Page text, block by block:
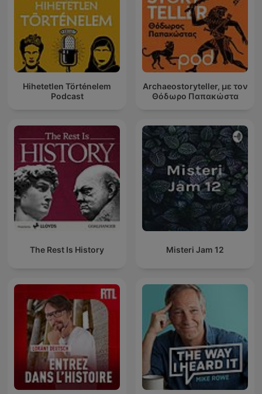
Hihetetlen Történelem
Podcast
Archaeostoryteller, με τον
Θόδωρο Παπακώστα
The Rest Is History Misteri Jam 12